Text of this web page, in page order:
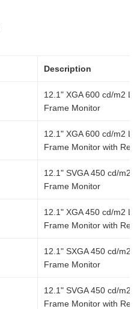
Description
12.1" XGA 600 cd/m2
Frame Monitor
12.1" XGA 600 cd/m2
Frame Monitor with
12.1" SVGA 450 cd/m2
Frame Monitor
12.1" XGA 450 cd/m2
Frame Monitor with
12.1" SXGA 450 cd/m2
Frame Monitor
12.1" SVGA 450 cd/m2
Frame Monitor with